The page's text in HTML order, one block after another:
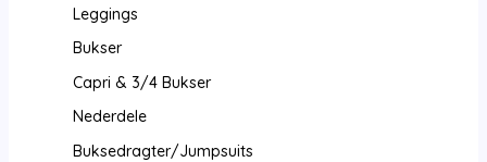
Leggings
Bukser
Capri & 3/4 Bukser
Nederdele
Buksedragter/Jumpsuits